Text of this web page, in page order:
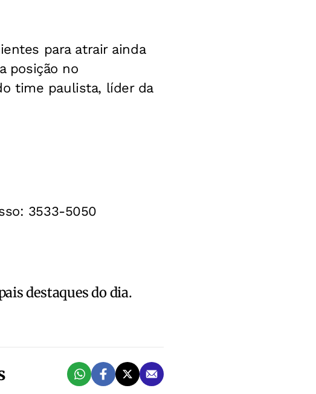
para atrair ainda
posição no
time paulista, líder da
3533-5050
destaques do dia.